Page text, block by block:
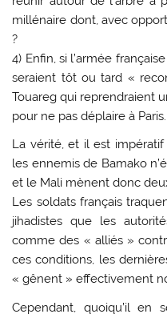
millénaire dont, avec
?
4) Enfin, si l’armée
seraient tôt ou tard «
Touareg qui reprendraient
pour ne pas déplaire à Paris.
La vérité, et il est
les ennemis de Bamako
et le Mali mènent donc
Les soldats français
jihadistes que les
comme des « alliés »
ces conditions, les
« gênent » effectivement
Cependant, quoiqu’il en